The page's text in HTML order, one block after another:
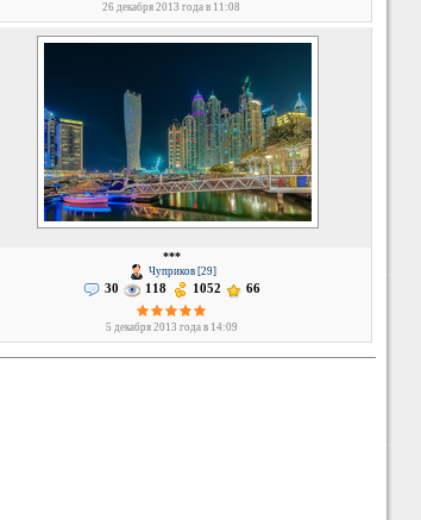
26 декабря 2013 года в 11:08
***
Чуприков [29]
30 118 1052 66
5 декабря 2013 года в 14:09